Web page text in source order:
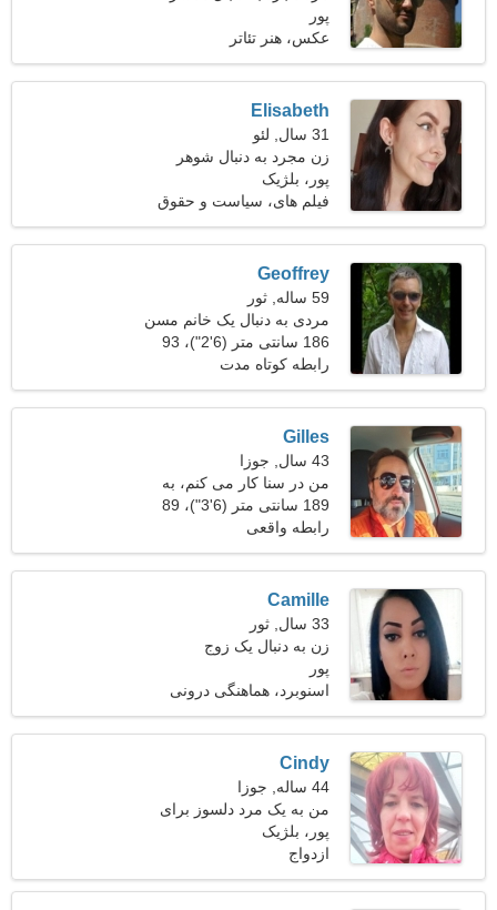
پور
عکس، هنر تئاتر
Elisabeth
31 سال, لئو
زن مجرد به دنبال شوهر
پور، بلژیک
فیلم های، سیاست و حقوق
Geoffrey
59 ساله, ثور
مردی به دنبال یک خانم مسن
50-55
186 سانتی متر (6'2")، 93
کیلوگرم (205 پوند)
رابطه کوتاه مدت
Gilles
43 سال, جوزا
من در سنا کار می کنم، به
یک زن رویاپرداز نیاز دارم
189 سانتی متر (6'3")، 89
کیلوگرم (196 پوند)
رابطه واقعی
Camille
33 سال, ثور
زن به دنبال یک زوج
پور
اسنوبرد، هماهنگی درونی
Cindy
44 ساله, جوزا
من به یک مرد دلسوز برای
عاشقانه نیاز دارم
پور، بلژیک
ازدواج